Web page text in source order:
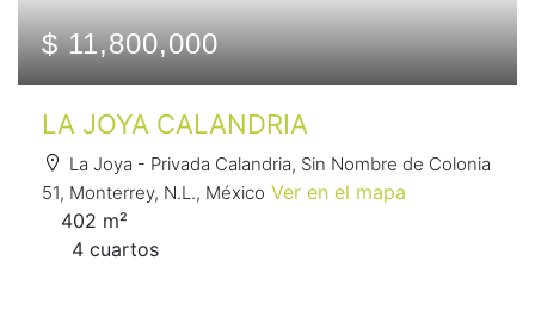
$ 11,800,000
LA JOYA CALANDRIA
La Joya - Privada Calandria, Sin Nombre de Colonia
51, Monterrey, N.L., México Ver en el mapa
402 m²
4 сuartos